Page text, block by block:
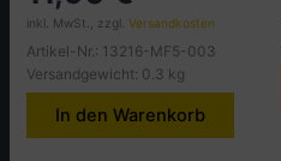
inkl. MwSt., zzgl.Versandkosten
Artikel-Nr.: 13216-MF5-003
Versandgewicht: 0.3 kg
In den Warenkorb